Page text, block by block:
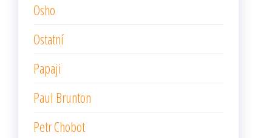
Osho
Ostatní
Papaji
Paul Brunton
Petr Chobot